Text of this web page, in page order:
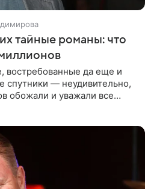
тайные романы: что
востребованные да еще и
— неудивительно,
обожали и уважали все